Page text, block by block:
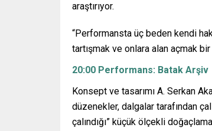
araştırıyor.
“Performansta üç beden kendi
tartışmak ve onlara alan açmak bir
20:00 Performans: Batak Arşiv
Konsept ve tasarımı A. Serkan
düzenekler, dalgalar tarafından
çalındığı” küçük ölçekli